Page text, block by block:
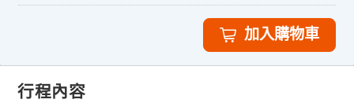
加入購物車
行程內容